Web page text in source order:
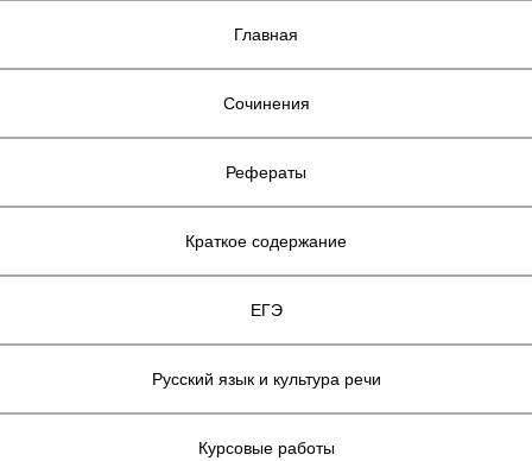
Главная
Сочинения
Рефераты
Краткое содержание
ЕГЭ
Русский язык и культура речи
Курсовые работы